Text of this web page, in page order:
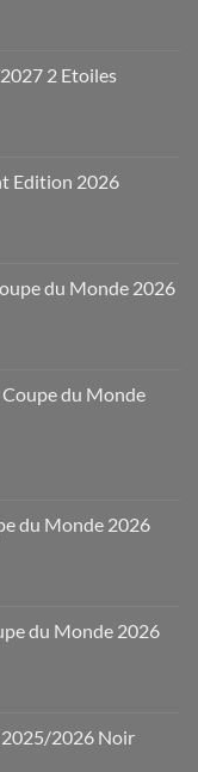
2 Etoiles
Edition 2026
du Monde 2026
du Monde
du Monde 2026
du Monde 2026
2025/2026 Noir